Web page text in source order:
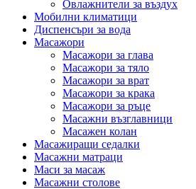
Овлажнители за въздух
Мобилни климатици
Диспенсъри за вода
Масажори
Масажори за глава
Масажори за тяло
Масажори за врат
Масажори за крака
Масажори за ръце
Масажни възглавници
Масажен колан
Масажиращи седалки
Mасажни матраци
Маси за масаж
Масажни столове